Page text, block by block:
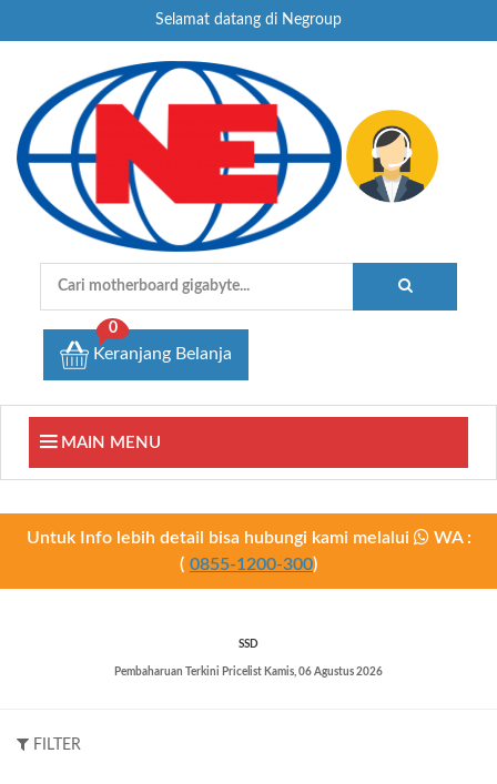
Selamat datang di Negroup
Keranjang Belanja
0
MAIN MENU
Untuk Info lebih detail bisa hubungi kami melalui
WA :
( 0855-1200-300)
SSD
Pembaharuan Terkini Pricelist Kamis, 06 Agustus 2026
FILTER